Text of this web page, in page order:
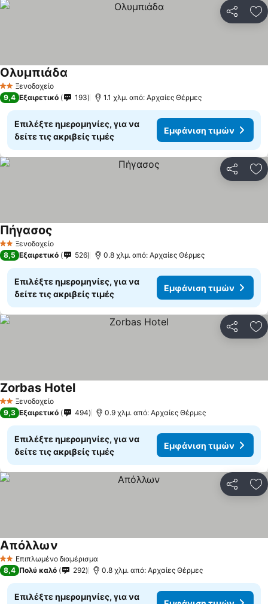
2 ΑστέριαΞενοδοχείο
Ολυμπιάδα
9,4 Εξαιρετικό 193 1.1 χλμ. από: Αρχαίες Θέρμες
Επιλέξτε ημερομηνίες, για να
δείτε τις ακριβείς τιμές
Εμφάνιση τιμών
2 ΑστέριαΞενοδοχείο
Πήγασος
8,5 Εξαιρετικό 526 0.8 χλμ. από: Αρχαίες Θέρμες
Επιλέξτε ημερομηνίες, για να
δείτε τις ακριβείς τιμές
Εμφάνιση τιμών
2 ΑστέριαΞενοδοχείο
Zorbas Hotel
9,3 Εξαιρετικό 494 0.9 χλμ. από: Αρχαίες Θέρμες
Επιλέξτε ημερομηνίες, για να
δείτε τις ακριβείς τιμές
Εμφάνιση τιμών
2 ΑστέριαΕπιπλωμένο διαμέρισμα
Απόλλων
8,4 Πολύ καλό 292 0.8 χλμ. από: Αρχαίες Θέρμες
Επιλέξτε ημερομηνίες, για να